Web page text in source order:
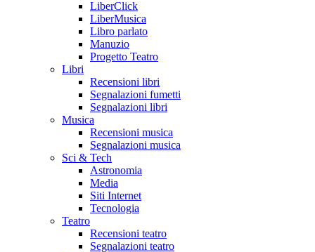
LiberClick
LiberMusica
Libro parlato
Manuzio
Progetto Teatro
Libri
Recensioni libri
Segnalazioni fumetti
Segnalazioni libri
Musica
Recensioni musica
Segnalazioni musica
Sci & Tech
Astronomia
Media
Siti Internet
Tecnologia
Teatro
Recensioni teatro
Segnalazioni teatro